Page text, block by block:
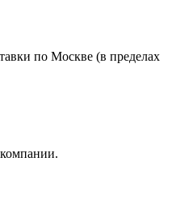
по Москве (в пределах